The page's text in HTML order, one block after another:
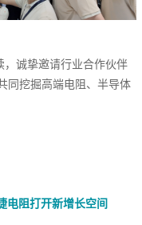
，诚挚邀请行业合作伙伴
同挖掘高端电阻、半导体
电阻打开新增长空间